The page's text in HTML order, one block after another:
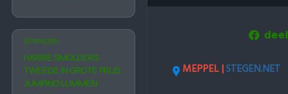
SPRINGEN
HARRIE SMOLDERS
TWEEDE IN GROTE PRIJS
JUMPING LUMMEN
deel
MEPPEL |STEGEN.NET